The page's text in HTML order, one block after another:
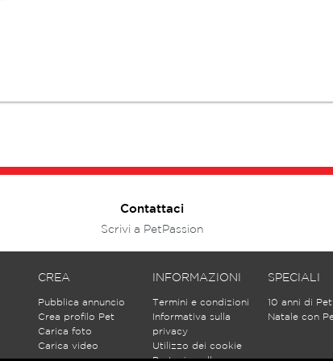
Contattaci
Scrivi a PetPassion
CREA
Pubblica annuncio
Crea profilo Pet
Carica foto
Carica video
INFORMAZIONI
Termini e condizioni
Informativa sulla
privacy
Utilizzo dei cookie
SPECIALI
10 anni di
Natale con